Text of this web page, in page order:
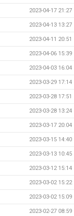
2023-04-17 21:27
2023-04-13 13:27
2023-04-11 20:51
2023-04-06 15:39
2023-04-03 16:04
2023-03-29 17:14
2023-03-28 17:51
2023-03-28 13:24
2023-03-17 20:04
2023-03-15 14:40
2023-03-13 10:45
2023-03-12 15:14
2023-03-02 15:22
2023-03-02 15:09
2023-02-27 08:59